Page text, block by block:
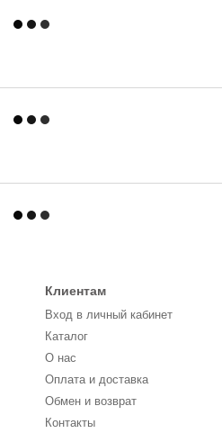
Клиентам
Вход в личный кабинет
Каталог
О нас
Оплата и доставка
Обмен и возврат
Контакты